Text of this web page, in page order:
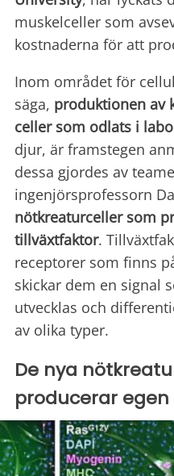
muskelceller som
kostnaderna för att
Inom området för
säga, produktionen av
celler som odlats i
djur, är framstegen
dessa gjordes av
ingenjörsprofessorn
nötkreaturceller som
tillväxtfaktor.
receptorer som finns
skickar dem en signal
utvecklas och
av olika typer.
De nya
producerar